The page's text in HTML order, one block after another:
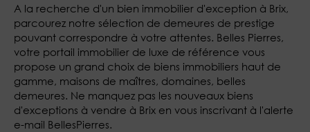
A la recherche d'un bien immobilier d'exception à Brix,
parcourez notre sélection de demeures de prestige
pouvant correspondre à votre attentes. Belles Pierres,
votre portail immobilier de luxe de référence vous
propose un grand choix de biens immobiliers haut de
gamme, maisons de maîtres, domaines, belles
demeures. Ne manquez pas les nouveaux biens
d'exceptions à vendre à Brix en vous inscrivant à l'alerte
e-mail BellesPierres.